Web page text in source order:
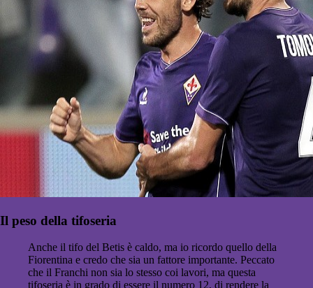
Il peso della tifoseria
Anche il tifo del Betis è caldo, ma io ricordo quello della
Fiorentina e credo che sia un fattore importante. Peccato
che il Franchi non sia lo stesso coi lavori, ma questa
tifoseria è in grado di essere il numero 12, di rendere la